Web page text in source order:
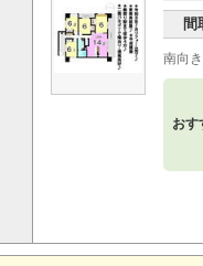
間
南向き
おす